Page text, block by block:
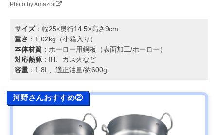
Photo by Amazon
サイズ：幅25×奥行14.5×高さ9cm
重さ ：1.02kg（小箱入り）
本体材質 ：ホーロー用鋼板（表面加工/ホーロー）
対応熱源 ：IH、ガス火など
容量 ：1.8L、適正油量/約600g
河野さんおすすめ②